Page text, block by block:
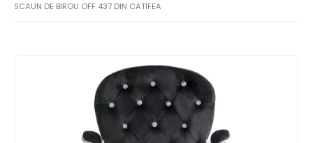
SCAUN DE BIROU OFF 437 DIN CATIFEA